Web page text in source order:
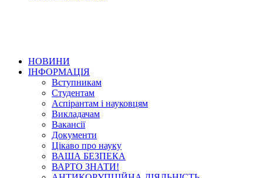
НОВИНИ
ІНФОРМАЦІЯ
Вступникам
Студентам
Аспірантам і науковцям
Викладачам
Вакансії
Документи
Цікаво про науку
ВАША БЕЗПЕКА
ВАРТО ЗНАТИ!